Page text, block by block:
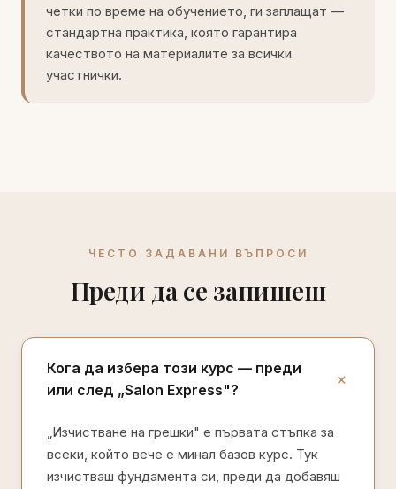
четки по време на обучението, ги заплащат —
стандартна практика, която гарантира
качеството на материалите за всички
участнички.
ЧЕСТО ЗАДАВАНИ ВЪПРОСИ
Преди да се запишеш
Кога да изберa този курс — преди
или след „Salon Express"?
„Изчистване на грешки" е първата стъпка за
всеки, който вече е минал базов курс. Тук
изчистваш фундамента си, преди да добавяш